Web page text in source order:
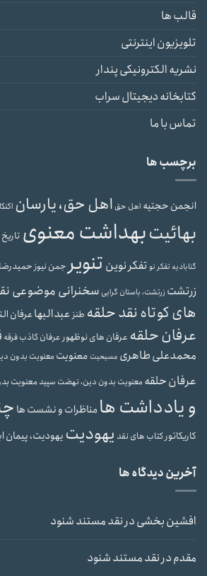
قالب ها
تلویزیون اینترنتی
نشریه الکترونیکی پندار
کتابخانه دیجیتال سراب
تماس با ما
برچسب ها
انجمن حجتیه اهل حق اهل حق، یارسان
بهائیتبهداشت معنوی
گنابادیه تفکر نوتفکر نوین تنویر جمن نیوز
زرتشت زرتشت، باستان گرایی سخنرانی موضوعی
های کوتاه نقد حلقه طنزعبدالبهاعرفان
عرفان حلقه عرفان های نوظهور عرفان کاذبفرقه
محمدعلی طاهری مسیحیت معنویت معنویت بدون
عرفان حلقه معنویت بدون دین، نهضت سپیدمعنویت
و یادداشت هامناظرات و نشست ها
کاریکاتور کتاب های نقد یهودیت یهودیت، پیمان
آخرین دیدگاه ها
افشین بخشیدرنقد مستند شنود
مقدمدرنقد مستند شنود